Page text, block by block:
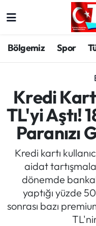
Bölgemiz Spor
Kredi
TL'yi Aştı!
Paranızı
Kredi kartı
aidat
dönemde
yaptığı yüzde
sonrası bazı
Spor
Türkiye
Kültür/Sanat
Politika
Politik Kulis
Dünya
Trabzon Hava
Trabzon Trafik
Süper Lig Puan
Tüm Manşetler
Son Dakika
Haber Arşivi